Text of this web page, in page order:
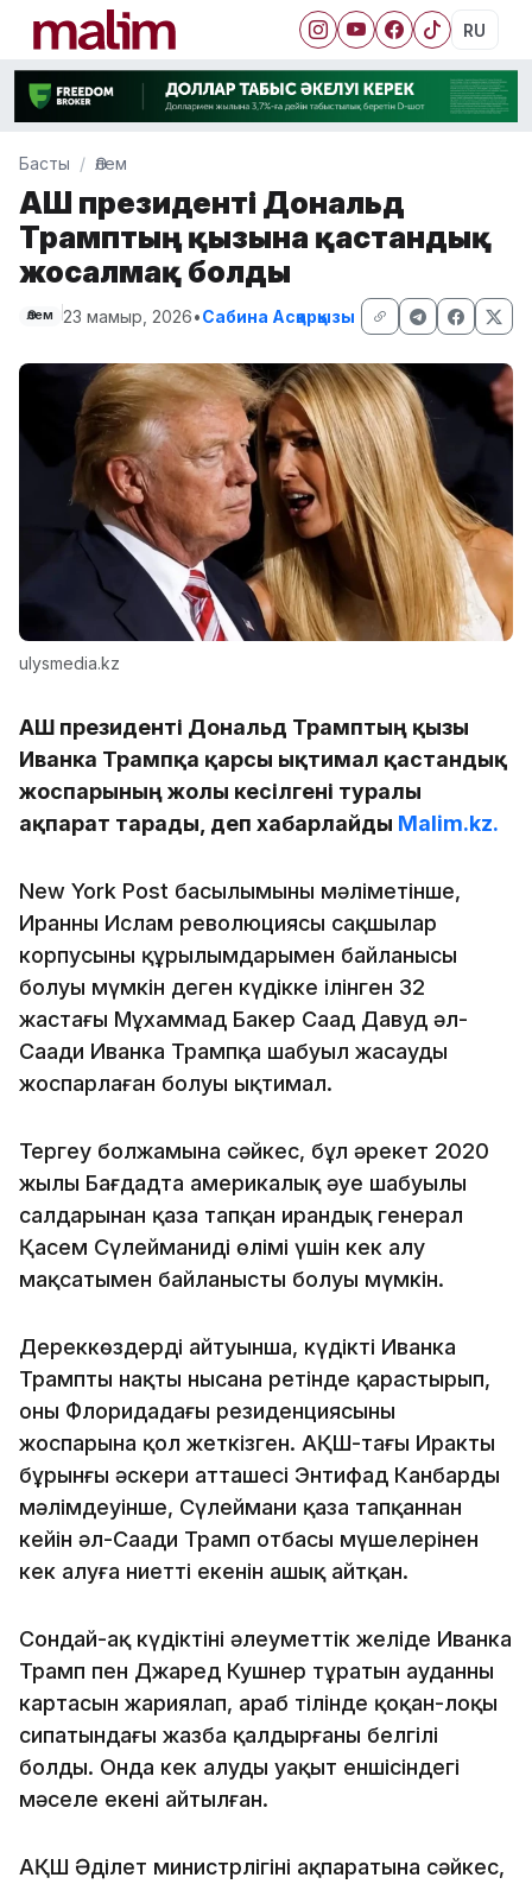
RU
Басты Әлем
АҚШ президенті Дональд
Трамптың қызына қастандық
жосалмақ болды
Әлем 23 мамыр, 2026•Сабина Асқарқызы
ulysmedia.kz
АҚШ президенті Дональд Трамптың қызы
Иванка Трампқа қарсы ықтимал қастандық
жоспарының жолы кесілгені туралы
ақпарат тарады, деп хабарлайды Malim.kz.
New York Post басылымының мәліметінше,
Иранның Ислам революциясы сақшылар
корпусының құрылымдарымен байланысы
болуы мүмкін деген күдікке ілінген 32
жастағы Мұхаммад Бакер Саад Давуд әл-
Саади Иванка Трампқа шабуыл жасауды
жоспарлаған болуы ықтимал.
Тергеу болжамына сәйкес, бұл әрекет 2020
жылы Бағдадта америкалық әуе шабуылы
салдарынан қаза тапқан ирандық генерал
Қасем Сүлейманидің өлімі үшін кек алу
мақсатымен байланысты болуы мүмкін.
Дереккөздердің айтуынша, күдікті Иванка
Трампты нақты нысана ретінде қарастырып,
оның Флоридадағы резиденциясының
жоспарына қол жеткізген. АҚШ-тағы Ирактың
бұрынғы әскери атташесі Энтифад Канбардың
мәлімдеуінше, Сүлеймани қаза тапқаннан
кейін әл-Саади Трамп отбасы мүшелерінен
кек алуға ниетті екенін ашық айтқан.
Сондай-ақ күдіктінің әлеуметтік желіде Иванка
Трамп пен Джаред Кушнер тұратын ауданның
картасын жариялап, араб тілінде қоқан-лоқы
сипатындағы жазба қалдырғаны белгілі
болды. Онда кек алудың уақыт еншісіндегі
мәселе екені айтылған.
АҚШ Әділет министрлігінің ақпаратына сәйкес,